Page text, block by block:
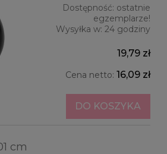
Dostępność: ostatnie
egzemplarze!
Wysyłka w: 24 godziny
19,79 zł
Cena netto: 16,09 zł
DO KOSZYKA
cm